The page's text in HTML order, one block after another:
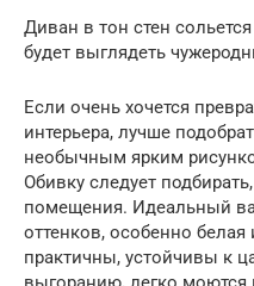
Диван в тон стен
будет выглядеть
Если очень хочется
интерьера, лучше
необычным ярким
Обивку следует
помещения. Идеальный
оттенков, особенно
практичны, устойчивы к